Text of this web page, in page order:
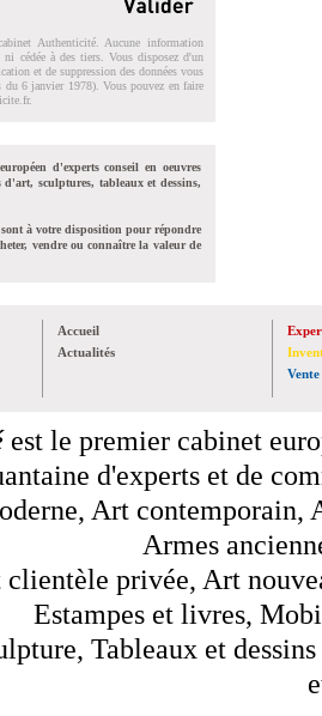
Authenticité. Aucune information
cédée à des tiers. Vous disposez d'un
et de suppression des données vous
6 janvier 1978). Vous pouvez en faire
.
d'experts conseil en oeuvres
d'art, sculptures, tableaux et dessins,
à votre disposition pour répondre
vendre ou connaître la valeur de
Accueil
Actualités
Vente
est le premier cabinet
d'experts et de
Art contemporain,
Armes
clientèle privée, Art
Estampes et livres,
Tableaux et